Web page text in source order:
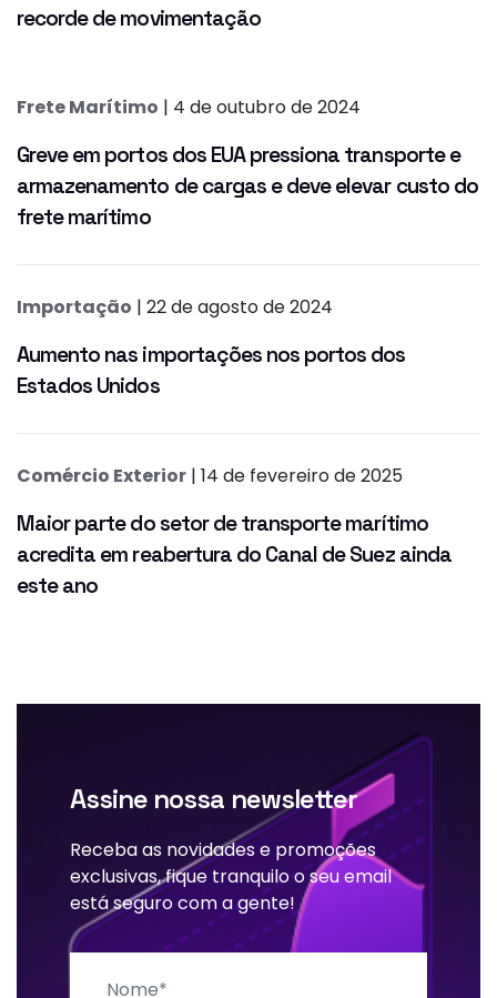
recorde de movimentação
Frete Marítimo | 4 de outubro de 2024
Greve em portos dos EUA pressiona transporte e
armazenamento de cargas e deve elevar custo do
frete marítimo
Importação | 22 de agosto de 2024
Aumento nas importações nos portos dos
Estados Unidos
Comércio Exterior | 14 de fevereiro de 2025
Maior parte do setor de transporte marítimo
acredita em reabertura do Canal de Suez ainda
este ano
Assine nossa newsletter
Receba as novidades e promoções
exclusivas, fique tranquilo o seu email
está seguro com a gente!